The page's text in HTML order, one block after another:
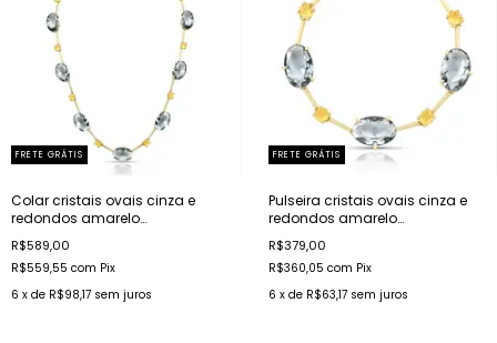
FRETE GRÁTIS
Colar cristais ovais cinza e
redondos amarelo
intercalados banhado a ouro
R$589,00
R$559,55 com Pix
6 x de R$98,17 sem juros
FRETE GRÁTIS
Pulseira cristais ovais cinza e
redondos amarelo
intercalados banhada a ouro
R$379,00
R$360,05 com Pix
6 x de R$63,17 sem juros